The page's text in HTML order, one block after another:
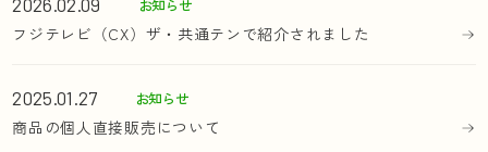
2026.02.09 お知らせ
フジテレビ（CX）ザ・共通テンで紹介されました
2025.01.27 お知らせ
商品の個人直接販売について